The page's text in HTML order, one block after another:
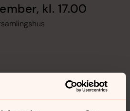
kl. 17.00